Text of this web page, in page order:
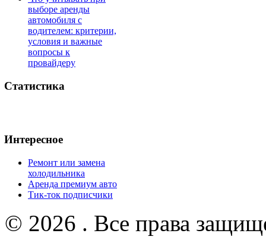
выборе аренды
автомобиля с
водителем: критерии,
условия и важные
вопросы к
провайдеру
Статистика
Интересное
Ремонт или замена
холодильника
Аренда премиум авто
Тик-ток подписчики
© 2026 . Все права